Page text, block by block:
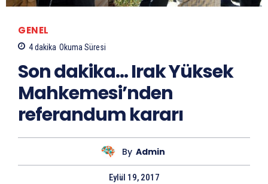
GENEL
4dakika Okuma Süresi
Son dakika… Irak Yüksek
Mahkemesi’nden
referandum kararı
By Admin
Eylül 19, 2017